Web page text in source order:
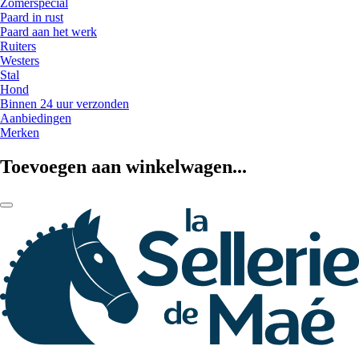
Zomerspecial
Paard in rust
Paard aan het werk
Ruiters
Westers
Stal
Hond
Binnen 24 uur verzonden
Aanbiedingen
Merken
Toevoegen aan winkelwagen...